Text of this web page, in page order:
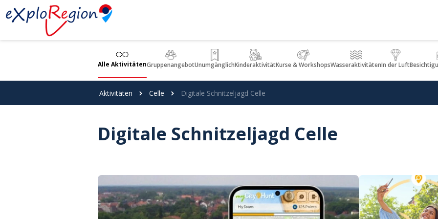
Cookie-Einstellungen
Alle AktivitätenGruppenangebotUnumgänglichKinderaktivitätKurse & WorkshopsWasseraktivitätenIn der Luft
Aktivitäten Celle Digitale Schnitzeljagd Celle
Digitale Schnitzeljagd Celle